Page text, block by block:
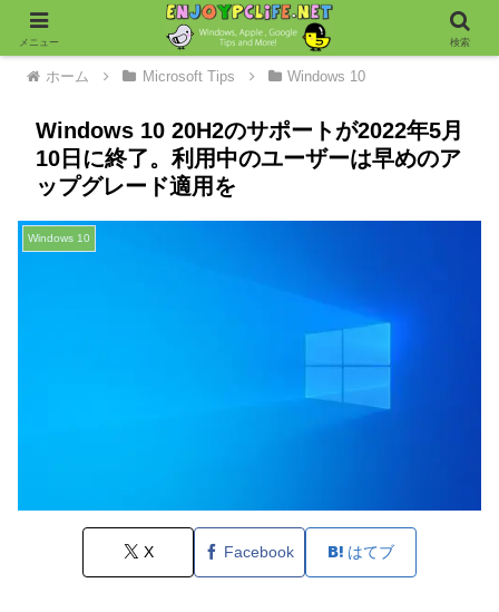
ホーム Microsoft Tips Windows 10
Windows 10 20H2のサポートが2022年5月
10日に終了。利用中のユーザーは早めのア
ップグレード適用を
Windows 10
X Facebook はてブ
メニュー 検索